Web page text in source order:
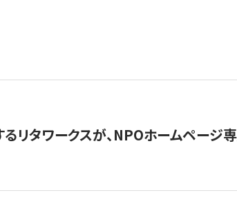
リタワークスが、NPOホームページ